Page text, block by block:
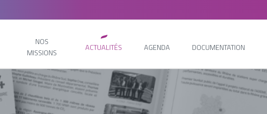
NOS
MISSIONS
ACTUALITÉS AGENDA DOCUMENTATION